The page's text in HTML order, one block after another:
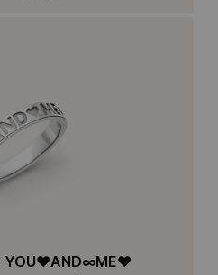
YOU♥AND∞ME♥